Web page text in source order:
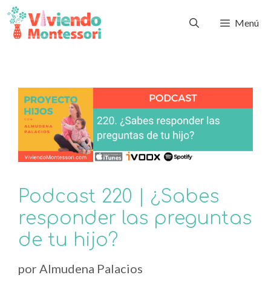
Menú
Podcast 220 | ¿Sabes
responder las preguntas
de tu hijo?
por Almudena Palacios